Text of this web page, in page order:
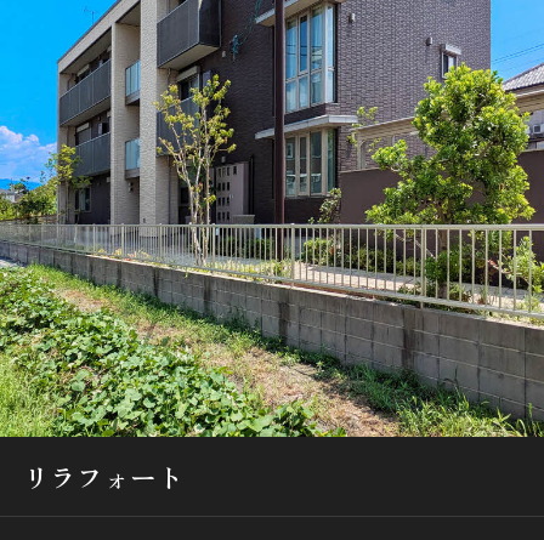
市区郡・路線・駅から探す
通勤・通学時間から探す
地図から探す
人気のカテゴリから探す
シャーメゾンとは
シャーメゾンセレクショ
リラフォート